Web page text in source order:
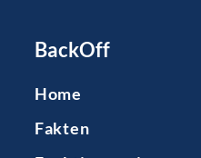
BackOff
Home
Fakten